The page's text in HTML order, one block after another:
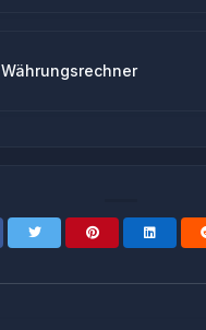
Währungsrechner